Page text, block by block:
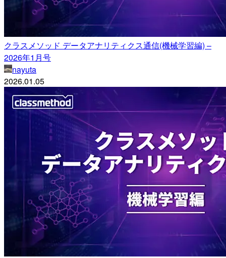
クラスメソッド データアナリティクス通信(機械学習編) –
2026年1月号
nayuta
2026.01.05